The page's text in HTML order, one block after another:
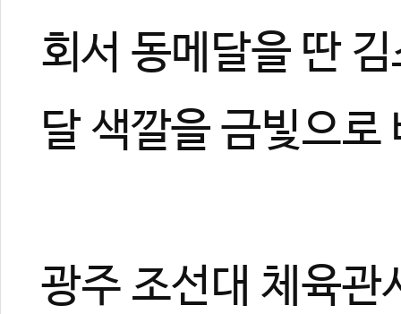
회서 동메달을 딴
달 색깔을 금빛으로
광주 조선대 체육